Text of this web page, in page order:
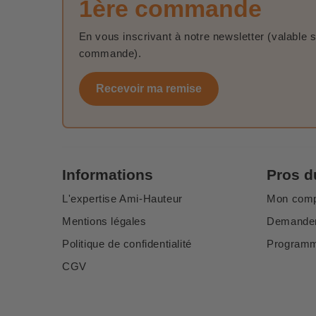
1ère commande
En vous inscrivant à notre newsletter (valable
commande).
Recevoir ma remise
Informations
L'expertise Ami-Hauteur
Mentions légales
Politique de confidentialité
CGV
Pros
Mon